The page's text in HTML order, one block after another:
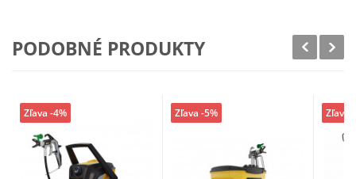
PODOBNÉ PRODUKTY
Zľava -4% Zľava -5% Zľava